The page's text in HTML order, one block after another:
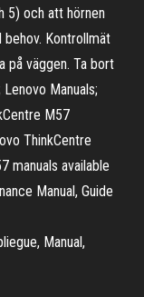
5) och att hörnen
Kontrollmät
på väggen. Ta bort
Manuals;
M57
ThinkCentre
manuals available
Manual, Guide
Manual,